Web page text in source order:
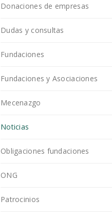
Donaciones de empresas
Dudas y consultas
Fundaciones
Fundaciones y Asociaciones
Mecenazgo
Noticias
Obligaciones fundaciones
ONG
Patrocinios